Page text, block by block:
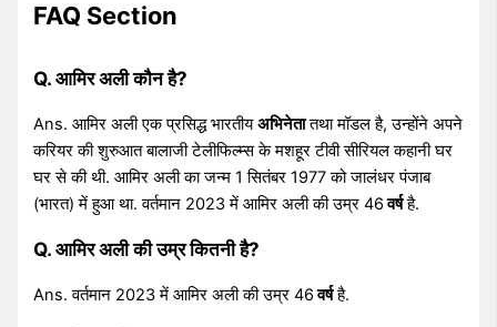
FAQ Section
Q. आमिर अली कौन है?
Ans. आमिर अली एक प्रसिद्ध भारतीयअभिनेतातथा मॉडल है, उन्होंने अपने
करियर की शुरुआत बालाजी टेलीफिल्म्स के मशहूर टीवी सीरियल कहानी घर
घर से की थी. आमिर अली का जन्म 1 सितंबर 1977 को जालंधर पंजाब
(भारत) में हुआ था. वर्तमान 2023 में आमिर अली की उम्र 46वर्षहै.
Q. आमिर अली की उम्र कितनी है?
Ans. वर्तमान 2023 में आमिर अली की उम्र 46वर्षहै.